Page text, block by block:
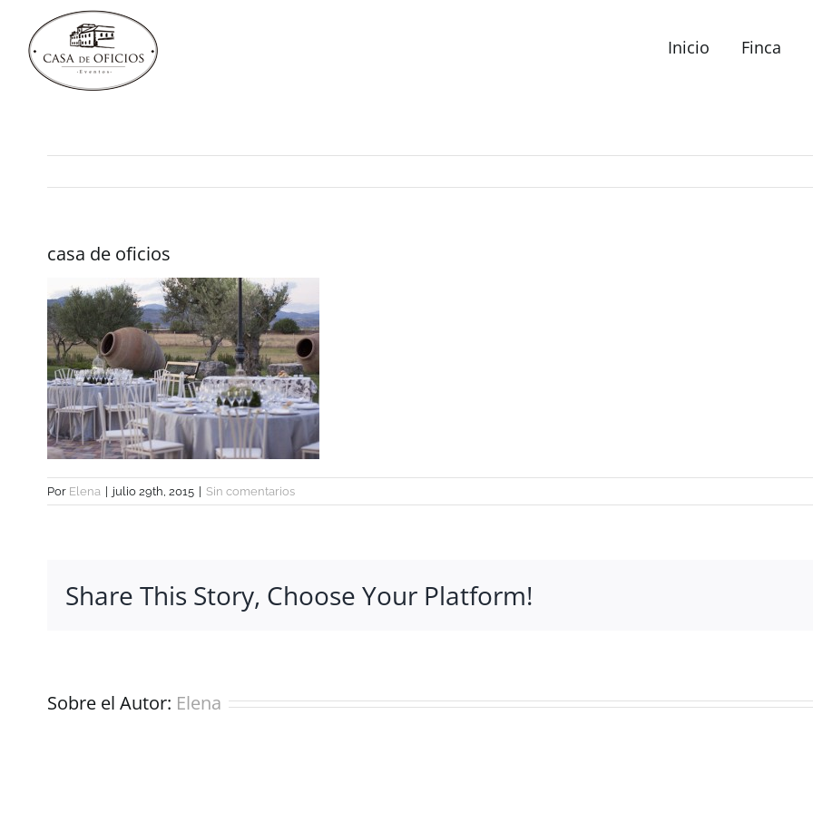
contenido
Inicio Finca
casa de oficios
Por Elena julio 29th, 2015 Sin comentarios
Share This Story, Choose Your Platform!
Sobre el Autor: Elena